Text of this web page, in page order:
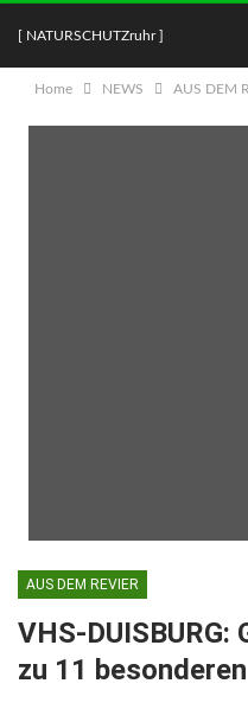
[ NATURSCHUTZruhr ]
Home NEWS AUS DEM
AUS DEM REVIER
VHS-
zu 11